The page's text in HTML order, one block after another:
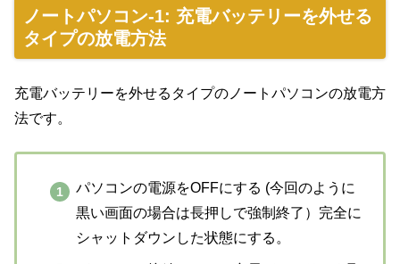
ノートパソコン-1: 充電バッテリーを外せる
タイプの放電方法
充電バッテリーを外せるタイプのノートパソコンの放電方
法です。
パソコンの電源をOFFにする (今回のように
黒い画面の場合は長押しで強制終了）完全に
シャットダウンした状態にする。